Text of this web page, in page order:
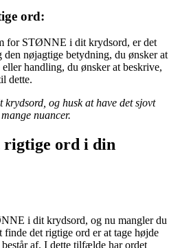
ord:
for STØNNE i dit krydsord, er det
nøjagtige betydning, du ønsker at
handling, du ønsker at beskrive,
dette.
og husk at have det sjovt
nuancer.
rigtige ord i din
i dit krydsord, og nu mangler du
det rigtige ord er at tage højde
af. I dette tilfælde har ordet